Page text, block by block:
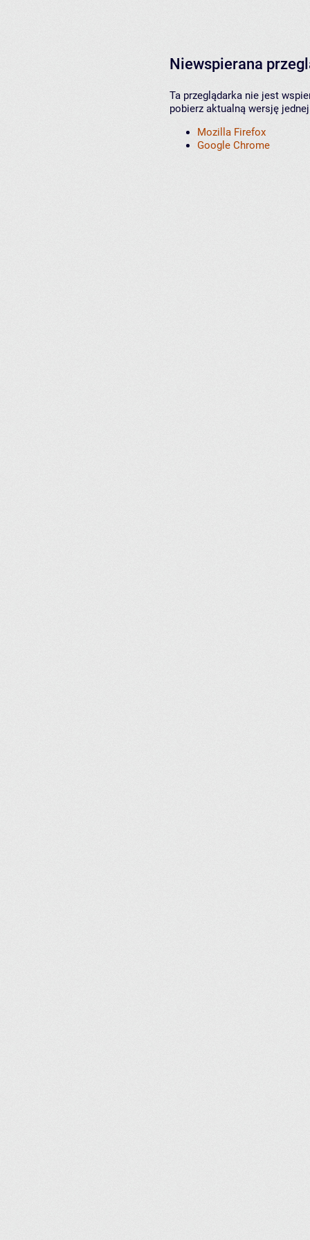
Niewspierana
Ta przeglądarka nie jest
pobierz aktualną wersję
Mozilla Firefox
Google Chrome